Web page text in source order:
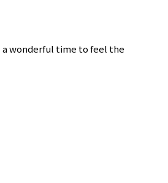
a wonderful time to feel the